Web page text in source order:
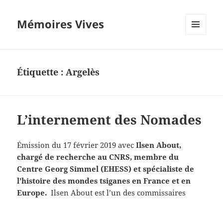
Mémoires Vives
Étiquette :Argelès
L’internement des Nomades
Émission du 17 février 2019 avecIlsen About,
chargé de recherche au CNRS, membre du
Centre Georg Simmel (EHESS) et spécialiste de
l’histoire des mondes tsiganes en France et en
Europe. Ilsen About est l’un des commissaires